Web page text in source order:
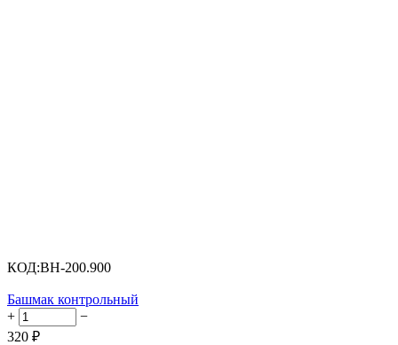
КОД:BH-200.900
Башмак контрольный
+
−
320 ₽